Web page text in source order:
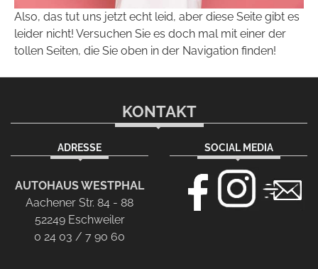
Also, das tut uns jetzt echt leid, aber diese Seite gibt es
leider nicht! Versuchen Sie es doch mal mit einer der
tollen Seiten, die Sie oben in der Navigation finden!
KONTAKT
ADRESSE
AUTOHAUS WESTPHAL
Aachener Str. 84 - 88
52249 Eschweiler
0 24 03 / 7 90 60
SOCIAL MEDIA